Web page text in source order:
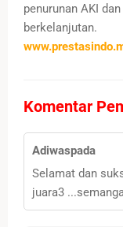
penurunan AKI
berkelanjutan.
Komentar
Adiwaspada
Selamat dan
juara3